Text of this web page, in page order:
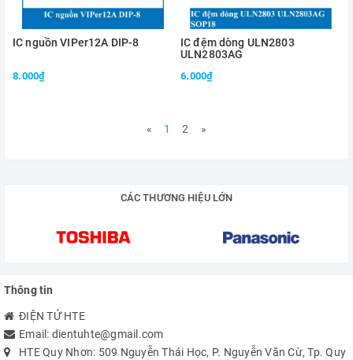
IC nguồn VIPer12A DIP-8
8.000₫
IC đệm dòng ULN2803
ULN2803AG
6.000₫
« 1 2 »
CÁC THƯƠNG HIỆU LỚN
Thông tin
ĐIỆN TỬ HTE
Email: dientuhte@gmail.com
HTE Quy Nhơn: 509 Nguyễn Thái Học, P. Nguyễn Văn Cừ, Tp. Quy